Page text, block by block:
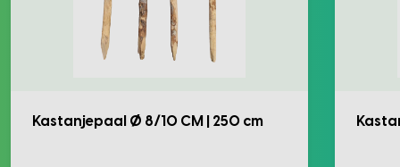
Kastanjepaal Ø 8/10 CM | 250 cm